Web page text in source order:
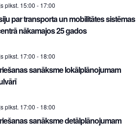
plkst. 15:00 - 17:00
par transporta un mobilitātes sistēmas
nākamajos 25 gados
plkst. 17:00 - 18:00
sanāksme lokālplānojumam
plkst. 17:00 - 18:00
sanāksme detālplānojumam